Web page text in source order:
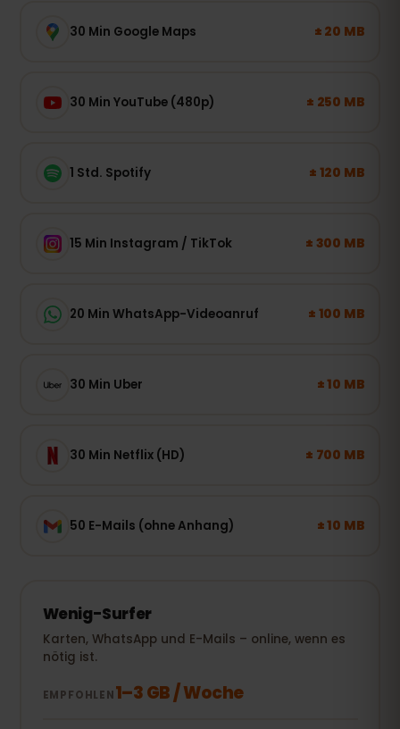
30 Min Google Maps ± 20 MB
30 Min YouTube (480p) ± 250 MB
1 Std. Spotify ± 120 MB
15 Min Instagram / TikTok ± 300 MB
20 Min WhatsApp-Videoanruf ± 100 MB
30 Min Uber ± 10 MB
30 Min Netflix (HD) ± 700 MB
50 E-Mails (ohne Anhang) ± 10 MB
Wenig-Surfer
Karten, WhatsApp und E-Mails – online, wenn es
nötig ist.
EMPFOHLEN1–3 GB / Woche